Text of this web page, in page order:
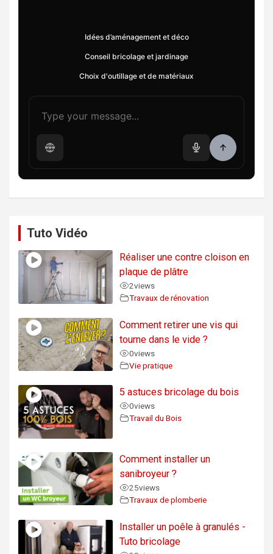
Idées d’aménagement et déco
Conseil bricolage et jardinage
Choix d'outillage et de matériaux
Tuto Vidéo
Réaliser une contre cloison en
plaque de plâtre
2views
Travaux de rénovation
Comment retirer une vis qui
tourne dans le vide ?
0views
Vie pratique
5 astuces bricolage du bois
0views
Travail du Bois
Comment installer un
sanibroyeur ?
25views
Travaux de plomberie
Installer un poêle à granulés -
Tuto bricolage